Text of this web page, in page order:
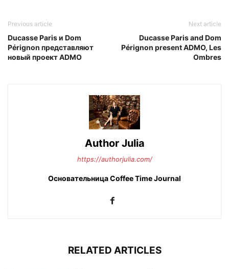
Previous article
Ducasse Paris и Dom
Pérignon представляют
новый проект ADMO
Next article
Ducasse Paris and Dom
Pérignon present ADMO, Les
Ombres
Author Julia
https://authorjulia.com/
Основательница Сoffee Time Journal
RELATED ARTICLES